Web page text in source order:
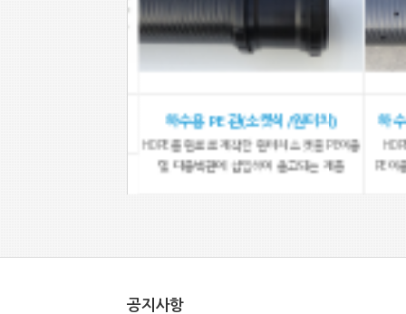
하수용 PE관(소켓식/원터치)
HDPE를 원료로 제작한 원터치 소켓을 PE이중
및 다중벽관에 삽입하여 출고되는 제품
하수
PE이
공지사항